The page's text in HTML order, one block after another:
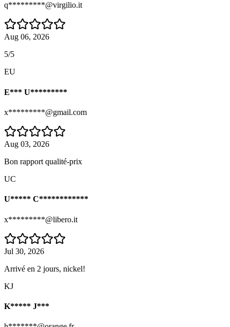
q*********@virgilio.it
Aug 06, 2026
5/5
EU
E*** U*********
x*********@gmail.com
Aug 03, 2026
Bon rapport qualité-prix
UC
U***** C************
x*********@libero.it
Jul 30, 2026
Arrivé en 2 jours, nickel!
KJ
K***** J***